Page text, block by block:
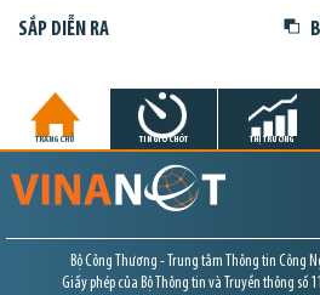
SẮP DIỄN RA
TRANG CHỦ TIN GIỜ CHÓT THỊ TRƯỜNG
Bộ Công Thương - Trung tâm Thông tin Công
Giấy phép của Bộ Thông tin và Truyền thông số